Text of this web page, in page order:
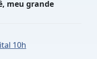
meu grande
10h